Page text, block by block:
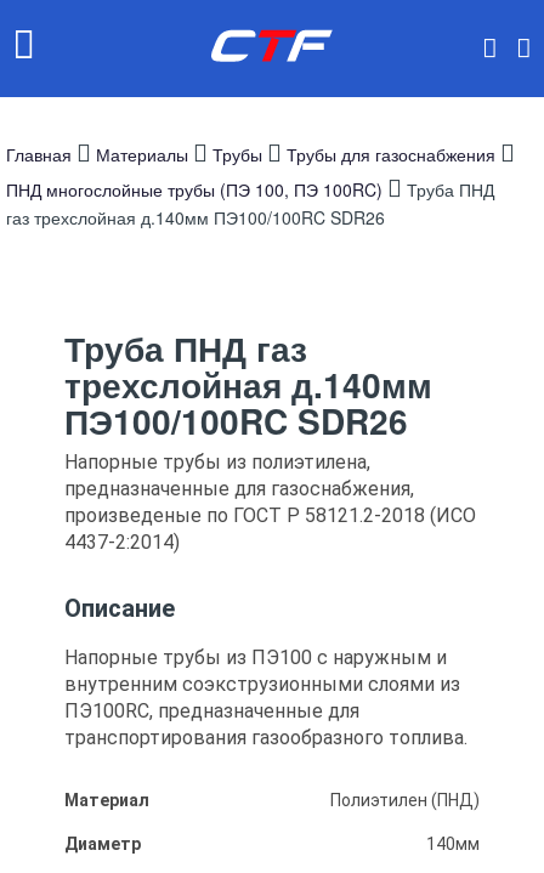
Главная Материалы Трубы
Трубы для газоснабжения
ПНД многослойные трубы (ПЭ 100, ПЭ 100RC)
Труба ПНД
газ трехслойная д.140мм ПЭ100/100RC SDR26
Труба ПНД газ
трехслойная д.140мм
ПЭ100/100RC SDR26
Напорные трубы из полиэтилена,
предназначенные для газоснабжения,
произведеные по ГОСТ Р 58121.2-2018 (ИСО
4437-2:2014)
Описание
Напорные трубы из ПЭ100 с наружным и
внутренним соэкструзионными слоями из
ПЭ100RC, предназначенные для
транспортирования газообразного топлива.
Материал Полиэтилен (ПНД)
Диаметр 140мм